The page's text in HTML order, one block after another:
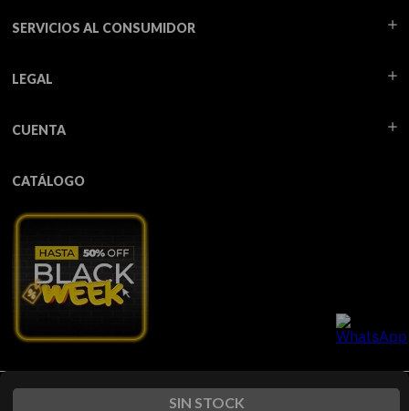
SIN STOCK
SERVICIOS AL CONSUMIDOR
LEGAL
CUENTA
CATÁLOGO